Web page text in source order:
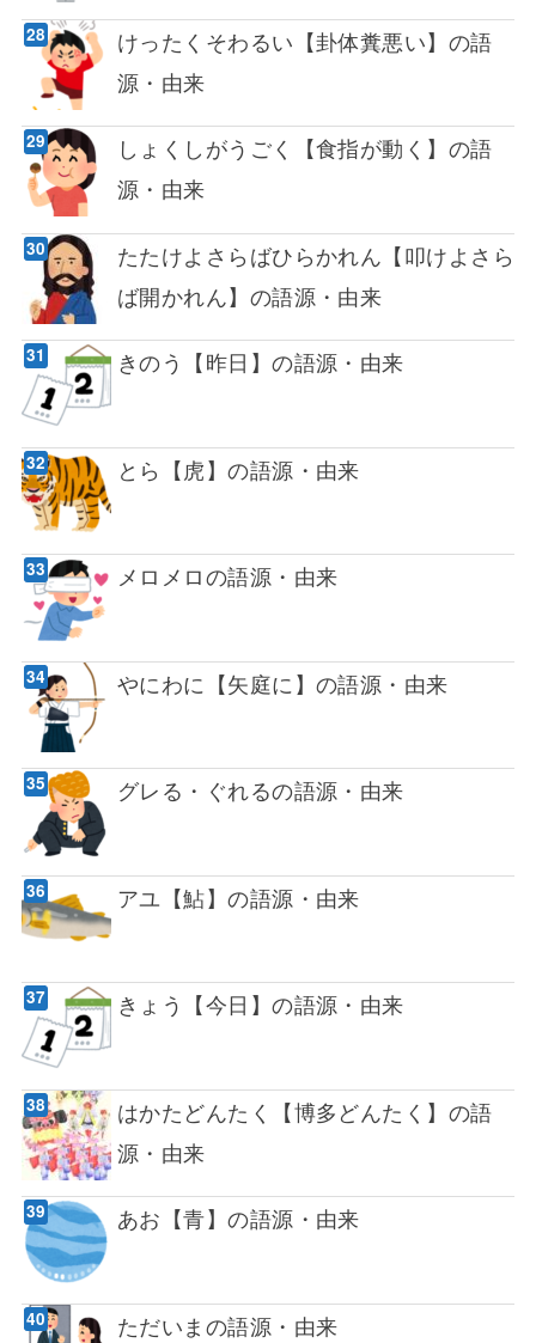
けったくそわるい【卦体糞悪い】の語
源・由来
しょくしがうごく【食指が動く】の語
源・由来
たたけよさらばひらかれん【叩けよさら
ば開かれん】の語源・由来
きのう【昨日】の語源・由来
とら【虎】の語源・由来
メロメロの語源・由来
やにわに【矢庭に】の語源・由来
グレる・ぐれるの語源・由来
アユ【鮎】の語源・由来
きょう【今日】の語源・由来
はかたどんたく【博多どんたく】の語
源・由来
あお【青】の語源・由来
ただいまの語源・由来